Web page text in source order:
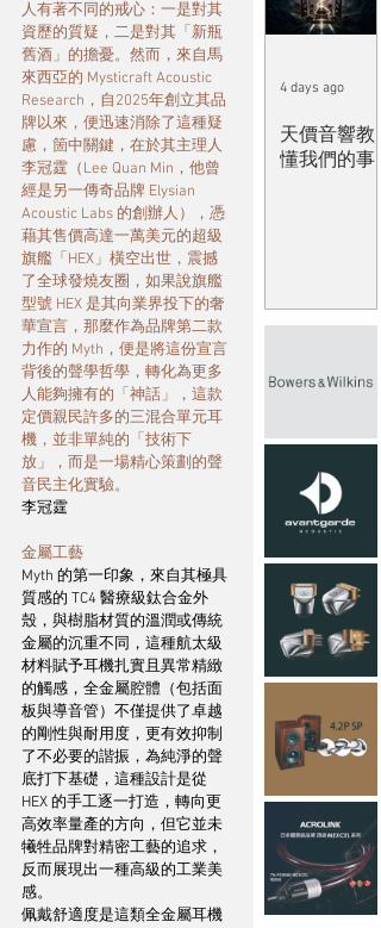
人有著不同的戒心：一是對其
資歷的質疑，二是對其「新瓶
舊酒」的擔憂。然而，來自馬
來西亞的 Mysticraft Acoustic
Research，自2025年創立其品
牌以來，便迅速消除了這種疑
慮，箇中關鍵，在於其主理人
李冠霆（Lee Quan Min，他曾
經是另一傳奇品牌 Elysian
Acoustic Labs 的創辦人），憑
藉其售價高達一萬美元的超級
旗艦「HEX」橫空出世，震撼
了全球發燒友圈，如果說旗艦
型號 HEX 是其向業界投下的奢
華宣言，那麼作為品牌第二款
力作的 Myth，便是將這份宣言
背後的聲學哲學，轉化為更多
人能夠擁有的「神話」，這款
定價親民許多的三混合單元耳
機，並非單純的「技術下
放」，而是一場精心策劃的聲
音民主化實驗。
李冠霆
金屬工藝
Myth 的第一印象，來自其極具
質感的 TC4 醫療級鈦合金外
殼，與樹脂材質的溫潤或傳統
金屬的沉重不同，這種航太級
材料賦予耳機扎實且異常精緻
的觸感，全金屬腔體（包括面
板與導音管）不僅提供了卓越
的剛性與耐用度，更有效抑制
了不必要的諧振，為純淨的聲
底打下基礎，這種設計是從
HEX 的手工逐一打造，轉向更
高效率量產的方向，但它並未
犧牲品牌對精密工藝的追求，
反而展現出一種高級的工業美
感。
佩戴舒適度是這類全金屬耳機
天價音響教
懂我們的事
4 days ago